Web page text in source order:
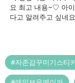
요 최고 내용~♡ 아
다고 알려주고 싶네
#자존감꾸미기스티